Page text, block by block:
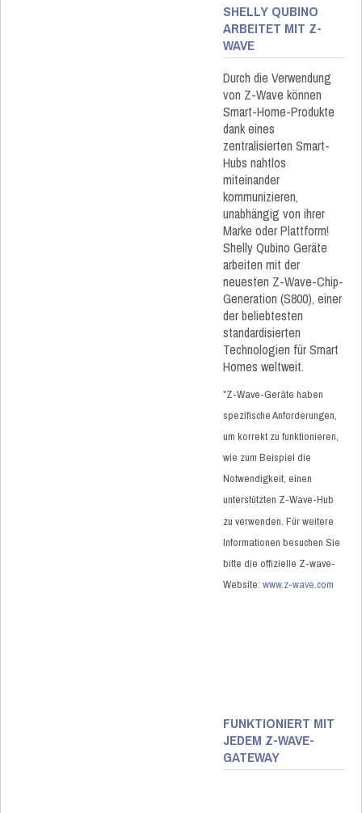
SHELLY QUBINO
ARBEITET MIT Z-
WAVE
Durch die Verwendung
von Z-Wave können
Smart-Home-Produkte
dank eines
zentralisierten Smart-
Hubs nahtlos
miteinander
kommunizieren,
unabhängig von ihrer
Marke oder Plattform!
Shelly Qubino Geräte
arbeiten mit der
neuesten Z-Wave-Chip-
Generation (S800), einer
der beliebtesten
standardisierten
Technologien für Smart
Homes weltweit.
*Z-Wave-Geräte haben
spezifische Anforderungen,
um korrekt zu funktionieren,
wie zum Beispiel die
Notwendigkeit, einen
unterstützten Z-Wave-Hub
zu verwenden. Für weitere
Informationen besuchen Sie
bitte die offizielle Z-wave-
Website: www.z-wave.com
FUNKTIONIERT MIT
JEDEM Z-WAVE-
GATEWAY